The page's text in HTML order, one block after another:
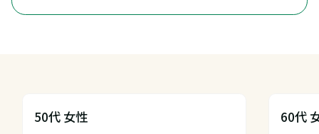
50代 女性 60代